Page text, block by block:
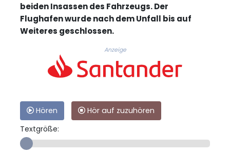
beiden Insassen des Fahrzeugs. Der
Flughafen wurde nach dem Unfall bis auf
Weiteres geschlossen.
Anzeige
Hören
Hör auf zuzuhören
Textgröße: